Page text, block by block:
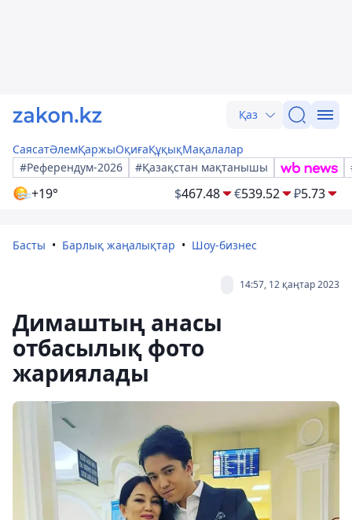
Қаз
СаясатӘлемҚаржыОқиғаҚұқықМақалалар
#Референдум-2026
#Қазақстан мақтанышы
+19° $467.48 €539.52 ₽5.73
Басты Барлық жаңалықтар Шоу-бизнес
14:57, 12 қаңтар 2023
Димаштың анасы
отбасылық фото
жариялады